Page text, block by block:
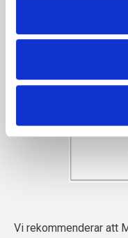
Vi rekommenderar att